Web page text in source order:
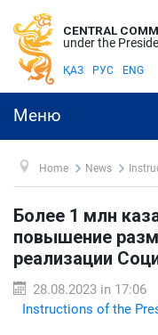
CENTRAL
under the
ҚАЗ РУС ENG
Меню
Home News
Более 1 млн
повышение
реализации
28.08.2023 in 17:06
Instructions of the